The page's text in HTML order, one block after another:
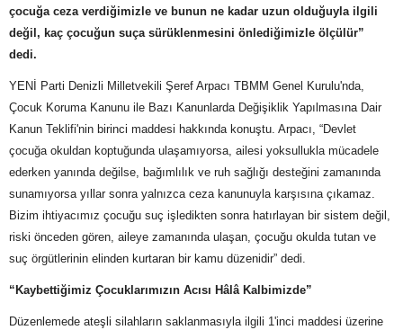
çocuğa ceza verdiğimizle ve bunun ne kadar uzun olduğuyla ilgili
değil, kaç çocuğun suça sürüklenmesini önlediğimizle ölçülür”
dedi.
YENİ Parti Denizli Milletvekili Şeref Arpacı TBMM Genel Kurulu'nda,
Çocuk Koruma Kanunu ile Bazı Kanunlarda Değişiklik Yapılmasına Dair
Kanun Teklifi'nin birinci maddesi hakkında konuştu. Arpacı, “Devlet
çocuğa okuldan koptuğunda ulaşamıyorsa, ailesi yoksullukla mücadele
ederken yanında değilse, bağımlılık ve ruh sağlığı desteğini zamanında
sunamıyorsa yıllar sonra yalnızca ceza kanunuyla karşısına çıkamaz.
Bizim ihtiyacımız çocuğu suç işledikten sonra hatırlayan bir sistem değil,
riski önceden gören, aileye zamanında ulaşan, çocuğu okulda tutan ve
suç örgütlerinin elinden kurtaran bir kamu düzenidir” dedi.
“Kaybettiğimiz Çocuklarımızın Acısı Hâlâ Kalbimizde”
Düzenlemede ateşli silahların saklanmasıyla ilgili 1'inci maddesi üzerine